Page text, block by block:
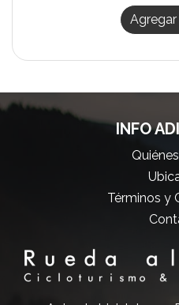
INFO
Términos y